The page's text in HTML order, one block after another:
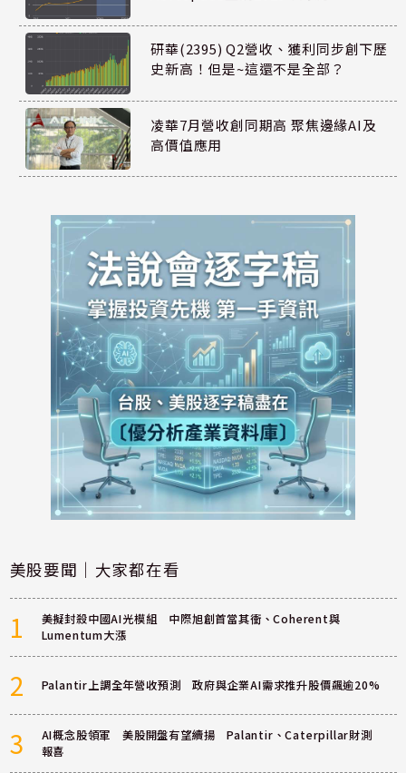
研華(2395) Q2營收、獲利同步創下歷
史新高！但是~這還不是全部？
凌華7月營收創同期高 聚焦邊緣AI及
高價值應用
美股要聞｜大家都在看
1
美擬封殺中國AI光模組 中際旭創首當其衝、Coherent與
Lumentum大漲
2 Palantir上調全年營收預測 政府與企業AI需求推升股價飆逾20%
3
AI概念股領軍 美股開盤有望續揚 Palantir、Caterpillar財測
報喜